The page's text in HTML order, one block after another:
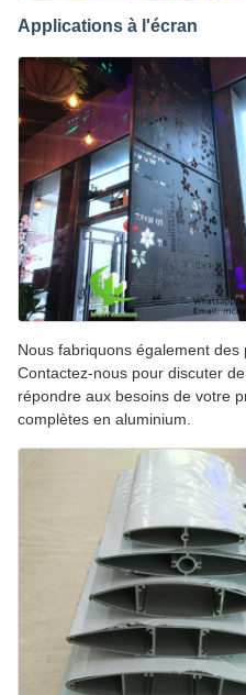
Applications à l'écran
Nous fabriquons également
Contactez-nous pour discuter
répondre aux besoins de votre
complètes en aluminium.